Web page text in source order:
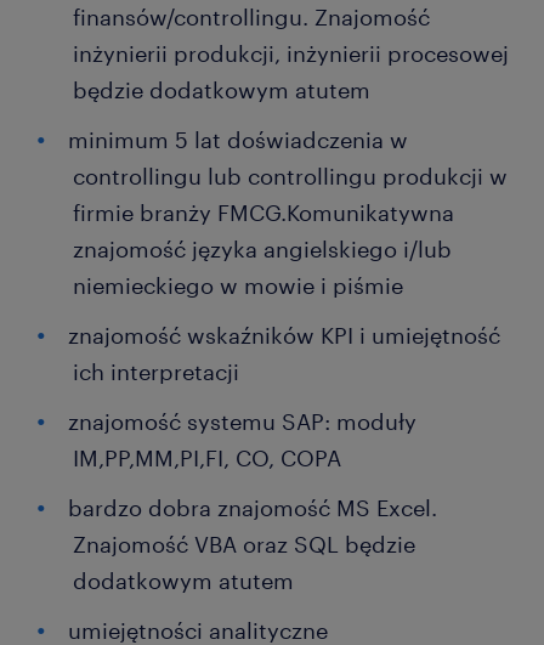
finansów/controllingu. Znajomość
inżynierii produkcji, inżynierii procesowej
będzie dodatkowym atutem
minimum 5 lat doświadczenia w
controllingu lub controllingu produkcji w
firmie branży FMCG.Komunikatywna
znajomość języka angielskiego i/lub
niemieckiego w mowie i piśmie
znajomość wskaźników KPI i umiejętność
ich interpretacji
znajomość systemu SAP: moduły
IM,PP,MM,PI,FI, CO, COPA
bardzo dobra znajomość MS Excel.
Znajomość VBA oraz SQL będzie
dodatkowym atutem
umiejętności analityczne